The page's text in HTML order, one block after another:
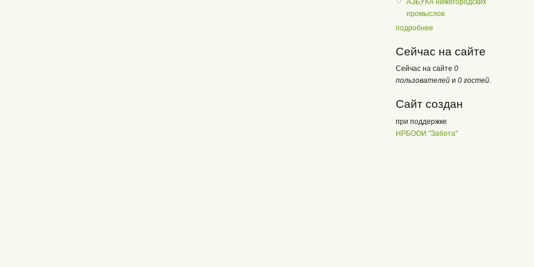
промыслов
подробнее
Сейчас на сайте
Сейчас на сайте 0
пользователей и 0 гостей
Сайт создан
при поддержке
НРБООИ "Забота"